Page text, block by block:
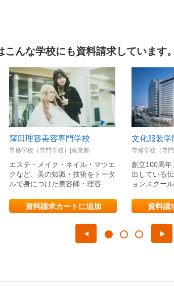
んな学校にも資料請求しています。
窪田理容美容専門学校
専修学校（専門学校）|東京都
エステ・メイク・ネイル・マツエ
クなど、美の知識・技術をトータ
ルで身につけた美容師・理容…
資料請求カートに追加
文化服装学
専修学校（専
創立100周年
出している
ョンスクール
資料請